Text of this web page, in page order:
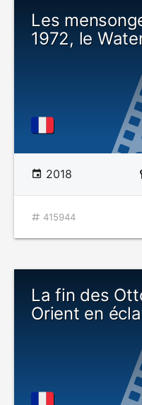
Les
1972, le
2018
415944
La fin des
Orient en